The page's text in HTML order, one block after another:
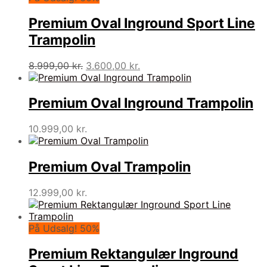
9.999,00 kr..5.000,00 kr..
Premium Oval Inground Sport Line
Trampolin
8.999,00kr. Den
oprindelige
var:
8.999,00 kr..
3.600,00 kr.
aktuelle
er:
3.600,00 kr..
Premium Oval Inground Trampolin
10.999,00 kr.
Premium Oval Trampolin
12.999,00 kr.
På Udsalg! 50%
Premium Rektangulær Inground